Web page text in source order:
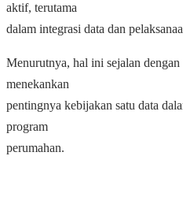
aktif, terutama
dalam integrasi data dan
Menurutnya, hal ini sejalan
menekankan
pentingnya kebijakan satu data
program
perumahan.